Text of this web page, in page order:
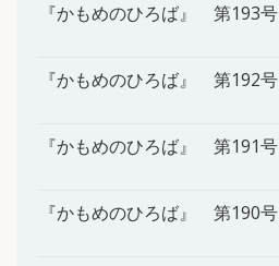
『かもめのひろば』 第193号
『かもめのひろば』 第192号
『かもめのひろば』 第191号
『かもめのひろば』 第190号